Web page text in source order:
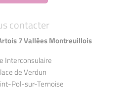
contacter
7 Vallées Montreuillois
Interconsulaire
de Verdun
Pol-sur-Ternoise